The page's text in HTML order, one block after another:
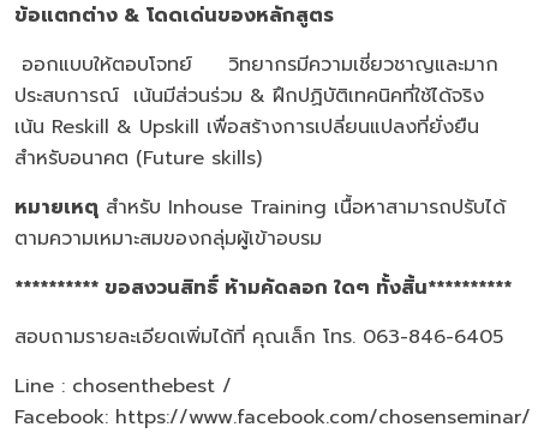
ข้อแตกต่าง & โดดเด่นของหลักสูตร
ออกแบบให้ตอบโจทย์ วิทยากรมีความเชี่ยวชาญและมาก
ประสบการณ์ เน้นมีส่วนร่วม & ฝึกปฏิบัติเทคนิคที่ใช้ได้จริง
เน้น Reskill & Upskill เพื่อสร้างการเปลี่ยนแปลงที่ยั่งยืน
สำหรับอนาคต (Future skills)
หมายเหตุ สำหรับ Inhouse Training เนื้อหาสามารถปรับได้
ตามความเหมาะสมของกลุ่มผู้เข้าอบรม
********** ขอสงวนสิทธิ์ ห้ามคัดลอก ใดๆ ทั้งสิ้น**********
สอบถามรายละเอียดเพิ่มได้ที่ คุณเล็ก โทร. 063-846-6405
Line : chosenthebest /
Facebook: https://www.facebook.com/chosenseminar/